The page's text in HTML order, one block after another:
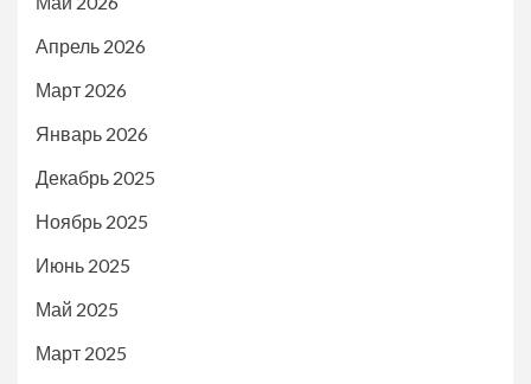
Апрель 2026
Март 2026
Январь 2026
Декабрь 2025
Ноябрь 2025
Июнь 2025
Май 2025
Март 2025